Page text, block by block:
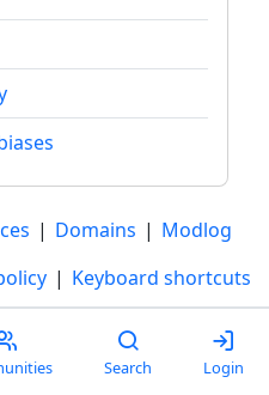
| Domains | Modlog
| Keyboard shortcuts
and open source
or get involved
Search Login